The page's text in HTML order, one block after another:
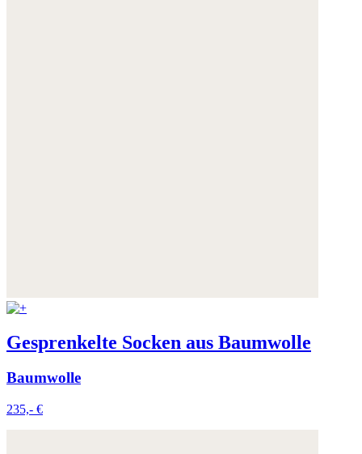
Gesprenkelte Socken aus Baumwolle
Baumwolle
235,- €